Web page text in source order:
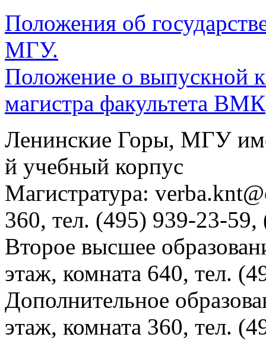
Положения об
МГУ.
Положение о выпускной
магистра факультета ВМК
Ленинские Горы, МГУ
й учебный корпус
Магистратура:
360, тел. (495) 939-23-
Второе высшее
этаж, комната 640, тел.
Дополнительное
этаж, комната 360, тел.